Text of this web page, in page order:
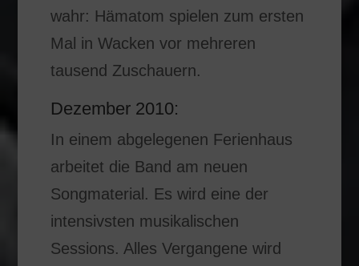
wahr: Hämatom spielen zum ersten
Mal in Wacken vor mehreren
tausend Zuschauern.
Dezember 2010:
In einem abgelegenen Ferienhaus
arbeitet die Band am neuen
Songmaterial. Es wird eine der
intensivsten musikalischen
Sessions. Alles Vergangene wird